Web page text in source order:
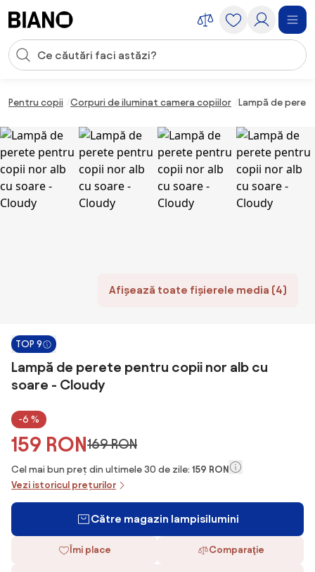
Introducerea căutării
Pentru copii Corpuri de iluminat camera copiilor Lampă de
Afișează toate fișierele media (4)
TOP 9
Lampă de perete pentru copii nor alb cu
soare - Cloudy
-6 %
159 RON169 RON
Cel mai bun preț din ultimele 30 de zile: 159 RON
Vezi istoricul prețurilor
Către magazin lampisilumini
Îmi place Comparaţie